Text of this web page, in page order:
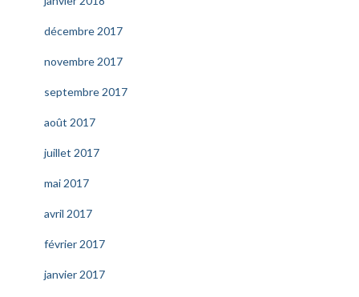
décembre 2017
novembre 2017
septembre 2017
août 2017
juillet 2017
mai 2017
avril 2017
février 2017
janvier 2017